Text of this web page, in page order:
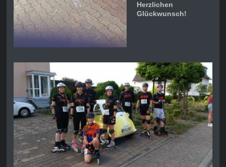
Herzlichen
Glückwunsch!